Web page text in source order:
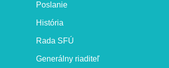
Poslanie
História
Rada SFÚ
Generálny riaditeľ